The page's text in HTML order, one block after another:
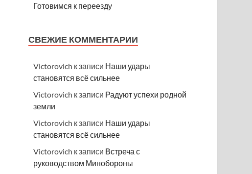
Готовимся к переезду
СВЕЖИЕ КОММЕНТАРИИ
Victorovich к записи Наши удары
становятся всё сильнее
Victorovich к записи Радуют успехи родной
земли
Victorovich к записи Наши удары
становятся всё сильнее
Victorovich к записи Встреча с
руководством Минобороны